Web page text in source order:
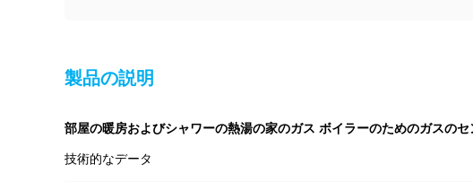
製品の説明
部屋の暖房およびシャワーの熱湯の家のガス ボイラーのためのガスの
技術的なデータ